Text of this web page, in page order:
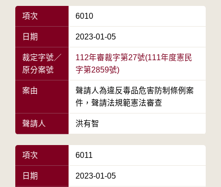
項次 6010
日期 2023-01-05
裁定字號／
原分案號
112年審裁字第27號(111年度憲民
字第2859號)
案由
聲請人為違反毒品危害防制條例案
件，聲請法規範憲法審查
聲請人 洪有智
項次 6011
日期 2023-01-05